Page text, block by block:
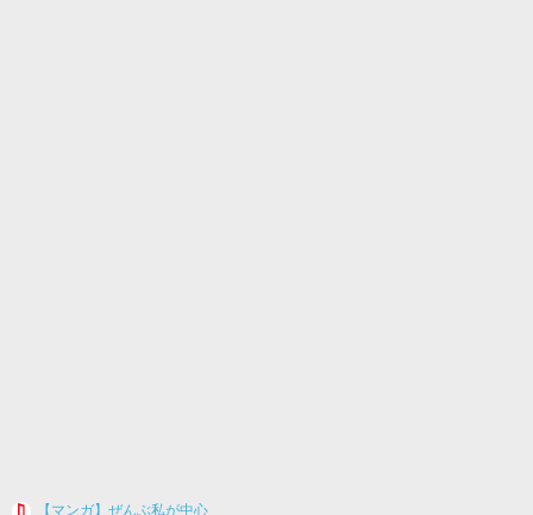
【マンガ】ぜんぶ私が中心